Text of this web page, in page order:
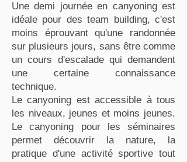
Une demi journée en canyoning est
idéale pour des team building, c'est
moins éprouvant qu'une randonnée
sur plusieurs jours, sans être comme
un cours d'escalade qui demandent
une certaine connaissance
technique.
Le canyoning est accessible à tous
les niveaux, jeunes et moins jeunes.
Le canyoning pour les séminaires
permet découvrir la nature, la
pratique d'une activité sportive tout